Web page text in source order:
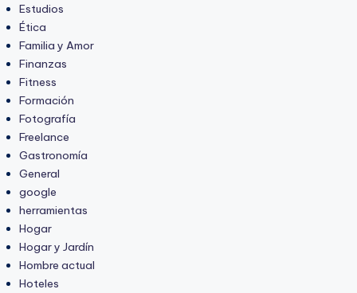
Estudios
Ética
Familia y Amor
Finanzas
Fitness
Formación
Fotografía
Freelance
Gastronomía
General
google
herramientas
Hogar
Hogar y Jardín
Hombre actual
Hoteles